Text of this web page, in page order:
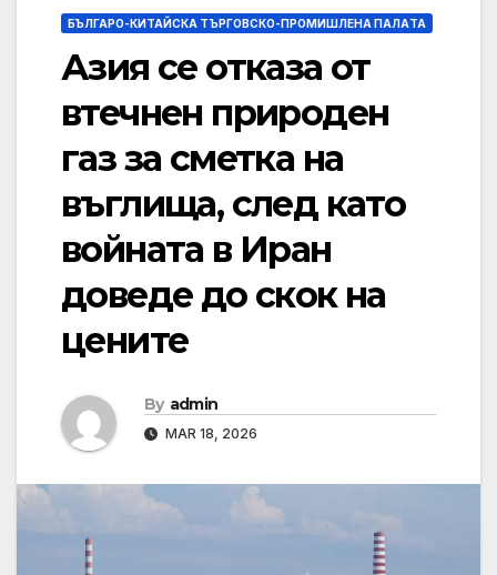
БЪЛГАРО-КИТАЙСКА ТЪРГОВСКО-ПРОМИШЛЕНА ПАЛAТА
Азия се отказа от
втечнен природен
газ за сметка на
въглища, след като
войната в Иран
доведе до скок на
цените
By admin
MAR 18, 2026